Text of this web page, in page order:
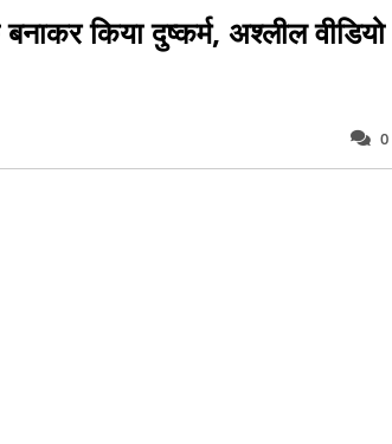
क‍िया दुष्कर्म, अश्लील वीडियो
0